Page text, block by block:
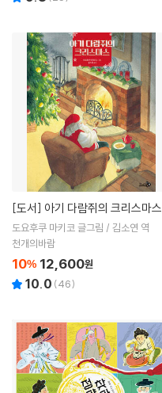
[도서] 아기 다람쥐의 크리스마스
도요후쿠 마키코 글그림 / 김소연 역
천개의바람
10% 12,600원
10.0 (46)